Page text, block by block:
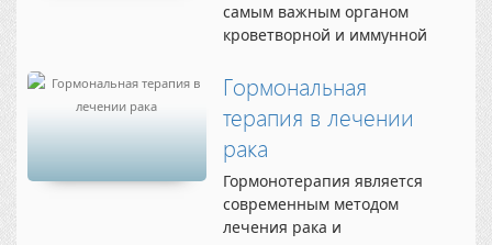
обеспечивается
немедленное внедрение
методик...
самым важным органом
кроветворной и иммунной
Уникальность костного
мозга состоит в том, что он
является единственной
тканью организма
взрослого человека,
содержащей большое
количество незрелых,
Гормональная
терапия в лечении
рака
Гормонотерапия является
современным методом
лечения рака и